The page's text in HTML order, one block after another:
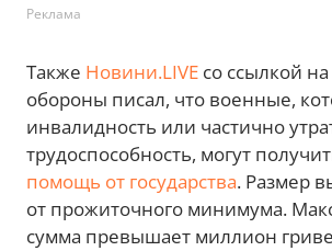
Реклама
Также Новини.LIVE со ссылкой
обороны писал, что военные,
инвалидность или частично
трудоспособность, могут
помощь от государства. Размер
от прожиточного минимума.
сумма превышает миллион